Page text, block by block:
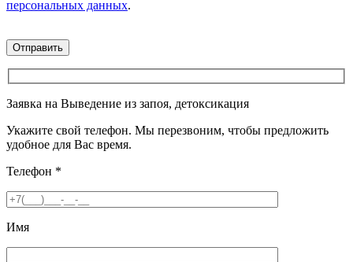
персональных данных.
Заявка на Выведение из запоя, детоксикация
Укажите свой телефон. Мы перезвоним, чтобы предложить
удобное для Вас время.
Телефон *
Имя